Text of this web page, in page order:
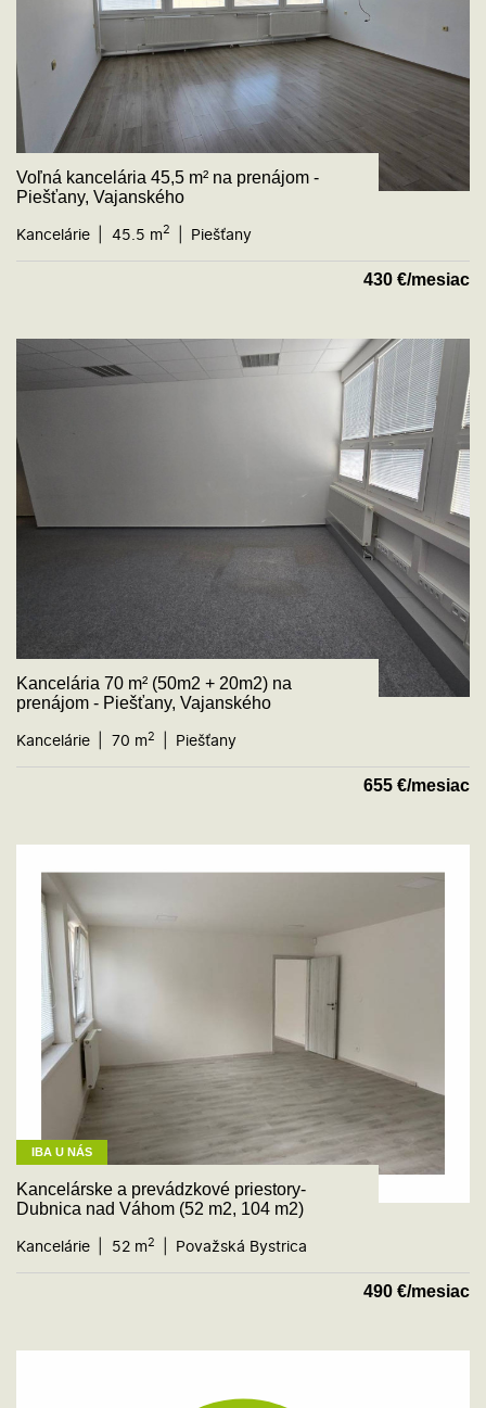
Voľná kancelária 45,5 m² na prenájom -
Piešťany, Vajanského
Kancelárie
45.5 m2 Piešťany
430 €/mesiac
Kancelária 70 m² (50m2 + 20m2) na
prenájom - Piešťany, Vajanského
Kancelárie
70 m2 Piešťany
655 €/mesiac
IBA U NÁS
Kancelárske a prevádzkové priestory-
Dubnica nad Váhom (52 m2, 104 m2)
Kancelárie
52 m2 Považská Bystrica
490 €/mesiac